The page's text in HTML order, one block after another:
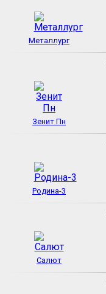
Металлург
Зенит Пн
Родина-3
Салют